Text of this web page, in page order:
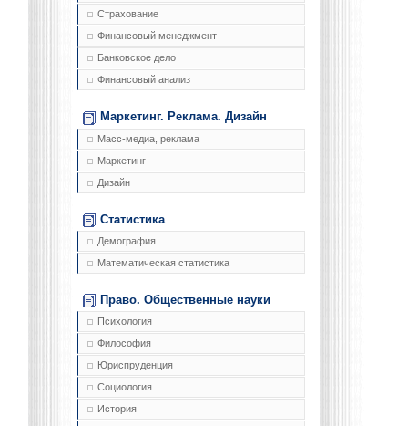
Страхование
Финансовый менеджмент
Банковское дело
Финансовый анализ
Маркетинг. Реклама. Дизайн
Масс-медиа, реклама
Маркетинг
Дизайн
Статистика
Демография
Математическая статистика
Право. Общественные науки
Психология
Философия
Юриспруденция
Социология
История